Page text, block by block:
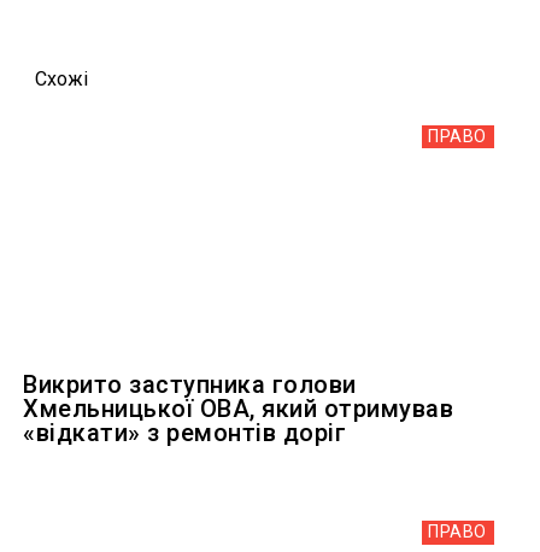
Схожi
ПРАВО
Викрито заступника голови
Хмельницької ОВА, який отримував
«відкати» з ремонтів доріг
ПРАВО